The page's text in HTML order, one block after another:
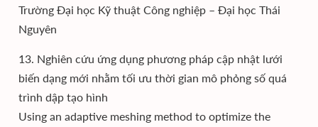
Trường Đại học Kỹ thuật Công nghiệp – Đại học Thái
Nguyên
13. Nghiên cứu ứng dụng phương pháp cập nhật lưới
biến dạng mới nhằm tối ưu thời gian mô phỏng số quá
trình dập tạo hình
Using an adaptive meshing method to optimize the